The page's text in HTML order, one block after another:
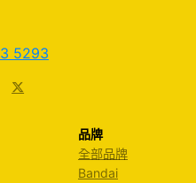
5293
品牌
全部品牌
Bandai